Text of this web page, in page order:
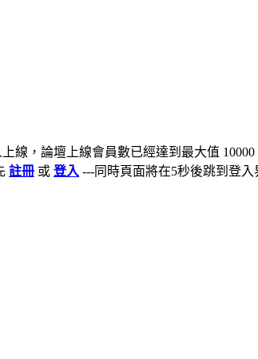
線，論壇上線會員數已經達到最大值
註冊 或 登入 ---同時頁面將在5秒後跳到登入